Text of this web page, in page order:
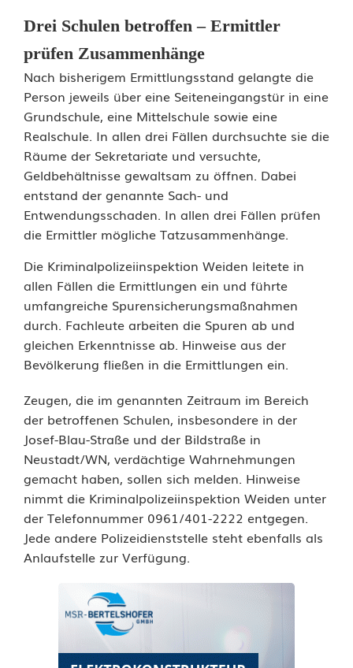
e
i
n
d
r
e
i
S
c
h
u
l
e
n
i
n
N
e
Drei Schulen betroffen – Ermittler
prüfen Zusammenhänge
Nach bisherigem Ermittlungsstand gelangte die
Person jeweils über eine Seiteneingangstür in eine
Grundschule, eine Mittelschule sowie eine
Realschule. In allen drei Fällen durchsuchte sie die
Räume der Sekretariate und versuchte,
Geldbehältnisse gewaltsam zu öffnen. Dabei
entstand der genannte Sach- und
Entwendungsschaden. In allen drei Fällen prüfen
die Ermittler mögliche Tatzusammenhänge.
Die Kriminalpolizeiinspektion Weiden leitete in
allen Fällen die Ermittlungen ein und führte
umfangreiche Spurensicherungsmaßnahmen
durch. Fachleute arbeiten die Spuren ab und
gleichen Erkenntnisse ab. Hinweise aus der
Bevölkerung fließen in die Ermittlungen ein.
Zeugen, die im genannten Zeitraum im Bereich
der betroffenen Schulen, insbesondere in der
Josef-Blau-Straße und der Bildstraße in
Neustadt/WN, verdächtige Wahrnehmungen
gemacht haben, sollen sich melden. Hinweise
nimmt die Kriminalpolizeiinspektion Weiden unter
der Telefonnummer 0961/401-2222 entgegen.
Jede andere Polizeidienststelle steht ebenfalls als
Anlaufstelle zur Verfügung.